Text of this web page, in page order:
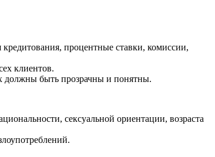
процентные ставки, комиссии,
клиентов.
должны быть прозрачны и понятны.
сексуальной ориентации, возраста